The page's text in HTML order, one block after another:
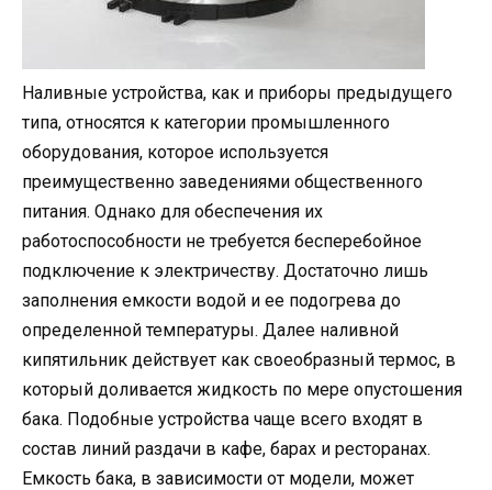
Наливные устройства, как и приборы предыдущего
типа, относятся к категории промышленного
оборудования, которое используется
преимущественно заведениями общественного
питания. Однако для обеспечения их
работоспособности не требуется бесперебойное
подключение к электричеству. Достаточно лишь
заполнения емкости водой и ее подогрева до
определенной температуры. Далее наливной
кипятильник действует как своеобразный термос, в
который доливается жидкость по мере опустошения
бака. Подобные устройства чаще всего входят в
состав линий раздачи в кафе, барах и ресторанах.
Емкость бака, в зависимости от модели, может